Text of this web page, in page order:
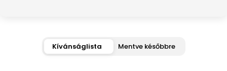
Kívánságlista Mentve későbbre